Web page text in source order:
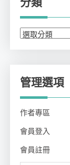
分
管理選項
作者專區
會員登入
會員註冊